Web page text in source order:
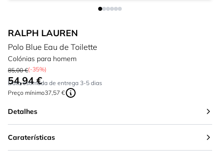
RALPH LAUREN
Polo Blue Eau de Toilette
Colónias para homem
85,00 €(-35%)
Tão baixo quanto:
54,94 €
Data estimada de entrega 3-5 dias
Preço mínimo37,57 €
Detalhes
Caraterísticas